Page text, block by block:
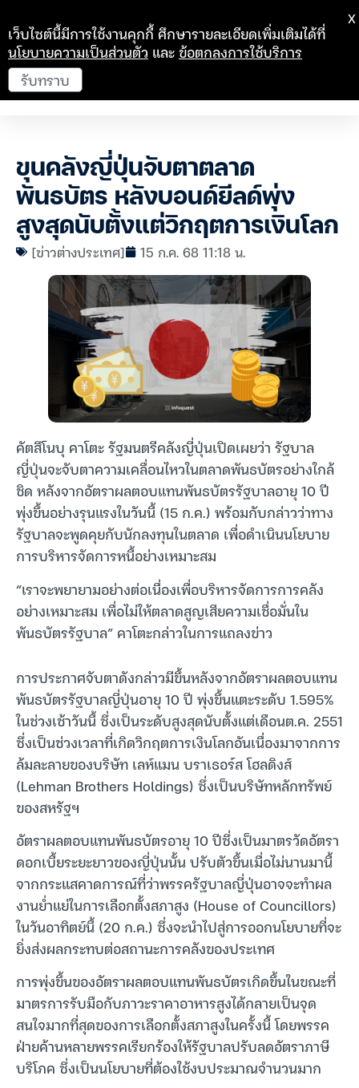
ขุนคลังญี่ปุ่นจับตาตลาด
พันธบัตร หลังบอนด์ยีลด์พุ่ง
สูงสุดนับตั้งแต่วิกฤตการเงินโลก
[ข่าวต่างประเทศ] 15 ก.ค. 68 11:18 น.
คัตสึโนบุ คาโตะ รัฐมนตรีคลังญี่ปุ่นเปิดเผยว่า รัฐบาล
ญี่ปุ่นจะจับตาความเคลื่อนไหวในตลาดพันธบัตรอย่างใกล้
ชิด หลังจากอัตราผลตอบแทนพันธบัตรรัฐบาลอายุ 10 ปี
พุ่งขึ้นอย่างรุนแรงในวันนี้ (15 ก.ค.) พร้อมกับกล่าวว่าทาง
รัฐบาลจะพูดคุยกับนักลงทุนในตลาด เพื่อดำเนินนโยบาย
การบริหารจัดการหนี้อย่างเหมาะสม
“เราจะพยายามอย่างต่อเนื่องเพื่อบริหารจัดการการคลัง
อย่างเหมาะสม เพื่อไม่ให้ตลาดสูญเสียความเชื่อมั่นใน
พันธบัตรรัฐบาล” คาโตะกล่าวในการแถลงข่าว
การประกาศจับตาดังกล่าวมีขึ้นหลังจากอัตราผลตอบแทน
พันธบัตรรัฐบาลญี่ปุ่นอายุ 10 ปี พุ่งขึ้นแตะระดับ 1.595%
ในช่วงเช้าวันนี้ ซึ่งเป็นระดับสูงสุดนับตั้งแต่เดือนต.ค. 2551
ซึ่งเป็นช่วงเวลาที่เกิดวิกฤตการเงินโลกอันเนื่องมาจากการ
ล้มละลายของบริษัท เลห์แมน บราเธอร์ส โฮลดิงส์
(Lehman Brothers Holdings) ซึ่งเป็นบริษัทหลักทรัพย์
ของสหรัฐฯ
อัตราผลตอบแทนพันธบัตรอายุ 10 ปีซึ่งเป็นมาตรวัดอัตรา
ดอกเบี้ยระยะยาวของญี่ปุ่นนั้น ปรับตัวขึ้นเมื่อไม่นานมานี้
จากกระแสคาดการณ์ที่ว่าพรรครัฐบาลญี่ปุ่นอาจจะทำผล
งานย่ำแย่ในการเลือกตั้งสภาสูง (House of Councillors)
ในวันอาทิตย์นี้ (20 ก.ค.) ซึ่งจะนำไปสู่การออกนโยบายที่จะ
ยิ่งส่งผลกระทบต่อสถานะการคลังของประเทศ
การพุ่งขึ้นของอัตราผลตอบแทนพันธบัตรเกิดขึ้นในขณะที่
มาตรการรับมือกับภาวะราคาอาหารสูงได้กลายเป็นจุด
สนใจมากที่สุดของการเลือกตั้งสภาสูงในครั้งนี้ โดยพรรค
ฝ่ายค้านหลายพรรคเรียกร้องให้รัฐบาลปรับลดอัตราภาษี
บริโภค ซึ่งเป็นนโยบายที่ต้องใช้งบประมาณจำนวนมาก
เว็บไซต์นี้มีการใช้งานคุกกี้ ศึกษารายละเอียดเพิ่มเติมได้ที่
นโยบายความเป็นส่วนตัว และข้อตกลงการใช้บริการ
รับทราบ
X